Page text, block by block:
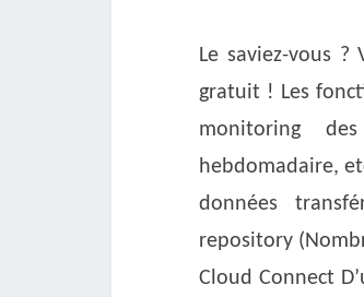
Le saviez-vous ?
gratuit ! Les
monitoring
hebdomadaire,
données
repository
Cloud Connect